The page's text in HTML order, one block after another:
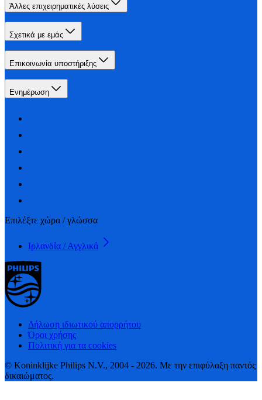
Άλλες επιχειρηματικές λύσεις
Σχετικά με εμάς
Επικοινωνία υποστήριξης
Ενημέρωση
Επιλέξτε χώρα / γλώσσα
Ιρλανδία / Αγγλικά
Δήλωση ιδιωτικού απορρήτου
Όροι χρήσης
Πολιτική για τα cookies
© Koninklijke Philips N.V., 2004 - 2026. Με την επιφύλαξη παντός
δικαιώματος.